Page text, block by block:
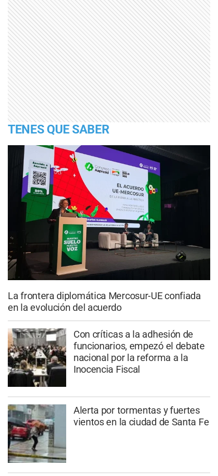
TENES QUE SABER
La frontera diplomática Mercosur-UE confiada
en la evolución del acuerdo
Con críticas a la adhesión de
funcionarios, empezó el debate
nacional por la reforma a la
Inocencia Fiscal
Alerta por tormentas y fuertes
vientos en la ciudad de Santa Fe